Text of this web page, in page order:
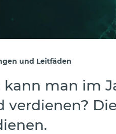
und Leitfäden
kann man im
verdienen?